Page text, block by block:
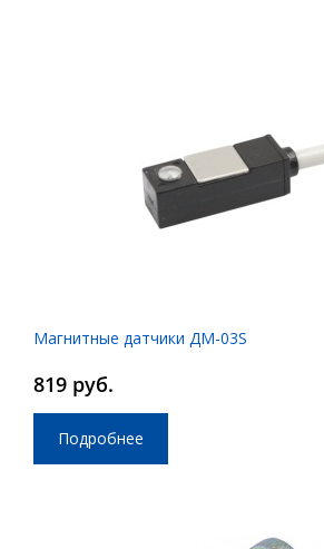
Магнитные датчики ДМ-03S
819 руб.
Подробнее